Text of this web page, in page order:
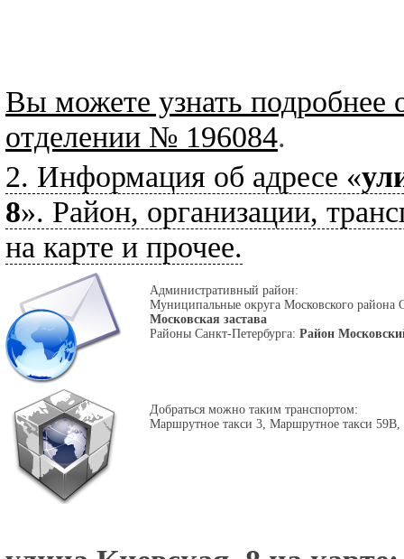
Вы можете узнать подробнее
отделении № 196084.
2. Информация об адресе «
8». Район, организации,
на карте и прочее.
Административный район:
Муниципальные округа Московского
Московская застава
Районы Санкт-Петербурга: Район
Добраться можно таким транспортом:
Маршрутное такси 3, Маршрутное такси 59В,